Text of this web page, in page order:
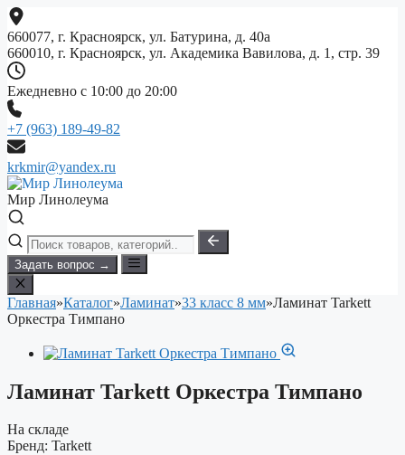
Перейти
к
содержимому
660077, г. Красноярск, ул. Батурина, д. 40а
660010, г. Красноярск, ул. Академика Вавилова, д. 1, стр. 39
Ежедневно с 10:00 до 20:00
+7 (963) 189-49-82
krkmir@yandex.ru
Мир Линолеума
Задать вопрос →
Главная»Каталог»Ламинат»33 класс 8 мм»Ламинат Tarkett
Оркестра Тимпано
Ламинат Tarkett Оркестра Тимпано
На складе
Бренд: Tarkett